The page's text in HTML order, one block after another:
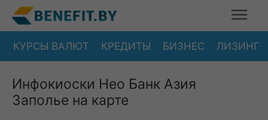
КУРСЫ ВАЛЮТ КРЕДИТЫ БИЗНЕС ЛИЗИНГ
Инфокиоски Нео Банк Азия
Заполье на карте